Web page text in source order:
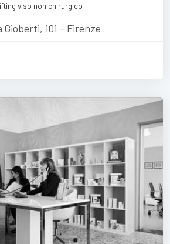
viso non chirurgico
Gioberti, 101 - Firenze